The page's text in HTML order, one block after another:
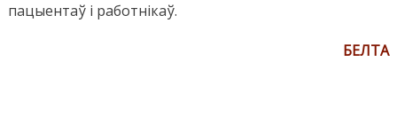
пацыентаў і работнікаў.
БЕЛТА